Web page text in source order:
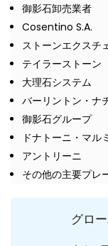
御影石卸売業者
Cosentino S.A.
ストーンエクスチ
テイラーストーン
大理石システム
バーリントン・ナ
御影石グループ
ドナトーニ・マルミ
アントリーニ
その他の主要プレ
グロ